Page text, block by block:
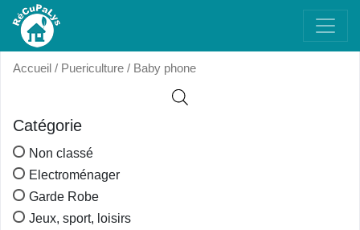
Accueil / Puericulture / Baby phone
Catégorie
Non classé
Electroménager
Garde Robe
Jeux, sport, loisirs